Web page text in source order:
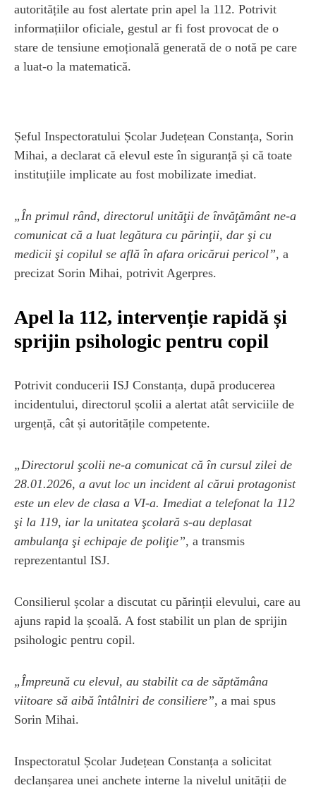
autoritățile au fost alertate prin apel la 112. Potrivit
informațiilor oficiale, gestul ar fi fost provocat de o
stare de tensiune emoțională generată de o notă pe care
a luat-o la matematică.
Șeful Inspectoratului Școlar Județean Constanța, Sorin
Mihai, a declarat că elevul este în siguranță și că toate
instituțiile implicate au fost mobilizate imediat.
„În primul rând, directorul unităţii de învăţământ ne-a
comunicat că a luat legătura cu părinţii, dar şi cu
medicii şi copilul se află în afara oricărui pericol”, a
precizat Sorin Mihai, potrivit Agerpres.
Apel la 112, intervenție rapidă și
sprijin psihologic pentru copil
Potrivit conducerii ISJ Constanța, după producerea
incidentului, directorul școlii a alertat atât serviciile de
urgență, cât și autoritățile competente.
„Directorul şcolii ne-a comunicat că în cursul zilei de
28.01.2026, a avut loc un incident al cărui protagonist
este un elev de clasa a VI-a. Imediat a telefonat la 112
şi la 119, iar la unitatea şcolară s-au deplasat
ambulanţa şi echipaje de poliţie”, a transmis
reprezentantul ISJ.
Consilierul școlar a discutat cu părinții elevului, care au
ajuns rapid la școală. A fost stabilit un plan de sprijin
psihologic pentru copil.
„Împreună cu elevul, au stabilit ca de săptămâna
viitoare să aibă întâlniri de consiliere”, a mai spus
Sorin Mihai.
Inspectoratul Școlar Județean Constanța a solicitat
declanșarea unei anchete interne la nivelul unității de